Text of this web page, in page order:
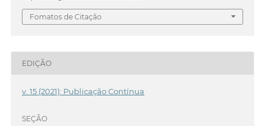
Fomatos de Citação
EDIÇÃO
v. 15 (2021): Publicação Contínua
SEÇÃO